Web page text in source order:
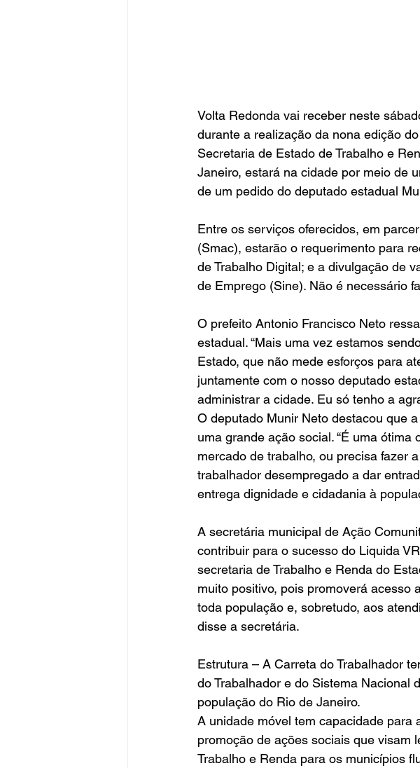
Volta Redonda vai receber neste
durante a realização da nona edição
Secretaria de Estado de Trabalho e
Janeiro, estará na cidade por meio de
de um pedido do deputado estadual
Entre os serviços oferecidos, em
(Smac), estarão o requerimento para
de Trabalho Digital; e a divulgação de
de Emprego (Sine). Não é necessário
O prefeito Antonio Francisco Neto
estadual. “Mais uma vez estamos
Estado, que não mede esforços para
juntamente com o nosso deputado
administrar a cidade. Eu só tenho a
O deputado Munir Neto destacou que
uma grande ação social. “É uma
mercado de trabalho, ou precisa fazer
trabalhador desempregado a dar
entrega dignidade e cidadania à
A secretária municipal de Ação
contribuir para o sucesso do Liquida
secretaria de Trabalho e Renda do
muito positivo, pois promoverá acesso
toda população e, sobretudo, aos
disse a secretária.
Estrutura – A Carreta do Trabalhador
do Trabalhador e do Sistema Nacional
população do Rio de Janeiro.
A unidade móvel tem capacidade para
promoção de ações sociais que visam
Trabalho e Renda para os municípios